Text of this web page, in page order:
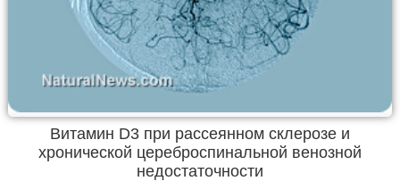
Витамин D3 при рассеянном склерозе и
хронической цереброспинальной венозной
недостаточности